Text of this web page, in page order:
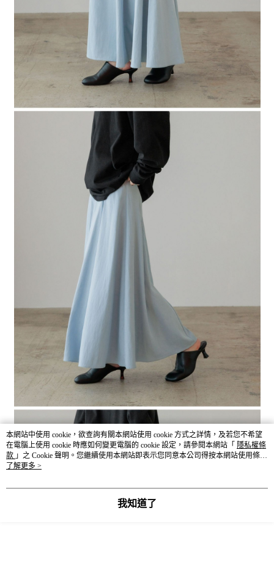
本網站中使用 cookie，欲查詢有關本網站使用 cookie 方式之詳情，及若您不希望
在電腦上使用 cookie 時應如何變更電腦的 cookie 設定，請參閱本網站「 隱私權條
款 」之 Cookie 聲明。您繼續使用本網站即表示您同意本公司得按本網站使用條款
之 Cookie 聲明使用 cookie。
了解更多 >
我知道了